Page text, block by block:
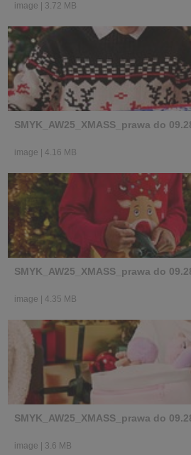
image 3.72 MB
SMYK_AW25_XMASS_prawa do
image 4.16 MB
SMYK_AW25_XMASS_prawa do
image 4.35 MB
SMYK_AW25_XMASS_prawa do
image 3.6 MB